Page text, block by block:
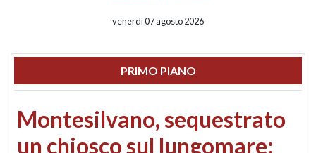
venerdì 07 agosto 2026
PRIMO PIANO
Montesilvano, sequestrato
un chiosco sul lungomare: